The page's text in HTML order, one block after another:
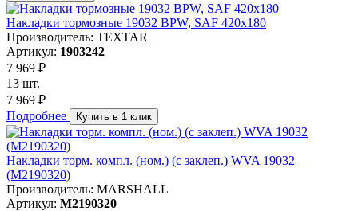
Накладки тормозные 19032 BPW, SAF 420х180
Производитель: TEXTAR
Артикул: 1903242
7 969 ₽
13 шт.
7 969 ₽
Подробнее
Купить в 1 клик
Накладки торм. компл. (ном.) (с заклеп.) WVA 19032
(M2190320)
Производитель: MARSHALL
Артикул: M2190320